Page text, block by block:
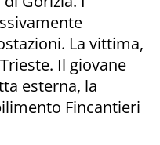
La vittima,
Il giovane
esterna, la
Fincantieri